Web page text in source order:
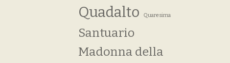
Quadalto Quaresima
Santuario
Madonna della